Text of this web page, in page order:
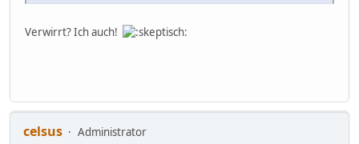
Verwirrt? Ich auch!
celsus
Administrator